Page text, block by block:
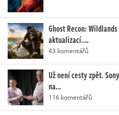
Ghost Recon:
aktualizací.…
43 komentářů
Už není cesty zpět.
na…
116 komentářů